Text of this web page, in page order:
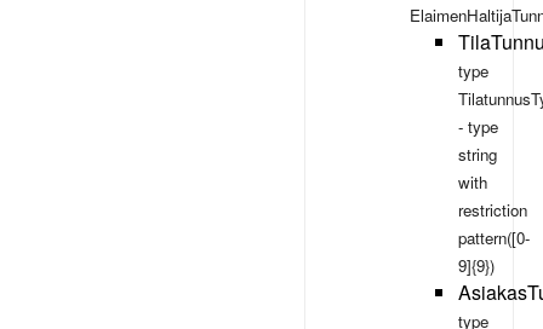
type
- type
string
with
restriction
pattern([0-
9]{9})
type